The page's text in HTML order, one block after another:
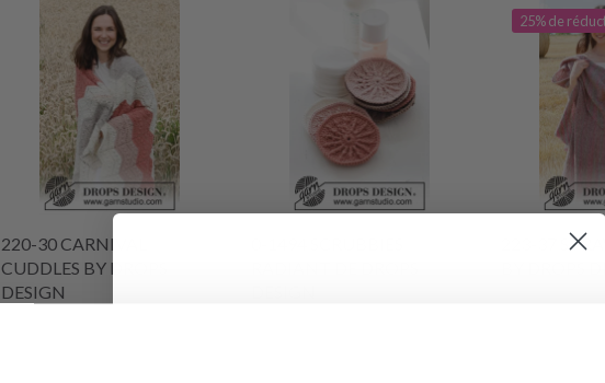
220-30 CARNIVAL
CUDDLES BY DROPS
DESIGN
25% de
223-37
BY DROPS